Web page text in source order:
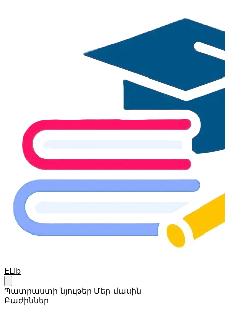
Your Company
ELib
Պատրաստի նյութեր Մեր մասին
Բաժիններ